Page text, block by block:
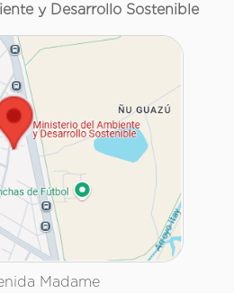
y Desarrollo Sostenible
Madame